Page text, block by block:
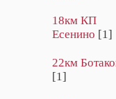
18км КП
Есенино [1]
22км
[1]